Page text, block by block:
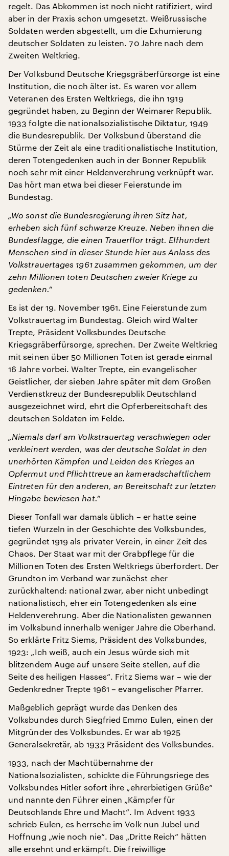
regelt. Das Abkommen ist noch nicht ratifiziert, wird
aber in der Praxis schon umgesetzt. Weißrussische
Soldaten werden abgestellt, um die Exhumierung
deutscher Soldaten zu leisten. 70 Jahre nach dem
Zweiten Weltkrieg.
Der Volksbund Deutsche Kriegsgräberfürsorge ist eine
Institution, die noch älter ist. Es waren vor allem
Veteranen des Ersten Weltkriegs, die ihn 1919
gegründet haben, zu Beginn der Weimarer Republik.
1933 folgte die nationalsozialistische Diktatur, 1949
die Bundesrepublik. Der Volksbund überstand die
Stürme der Zeit als eine traditionalistische Institution,
deren Totengedenken auch in der Bonner Republik
noch sehr mit einer Heldenverehrung verknüpft war.
Das hört man etwa bei dieser Feierstunde im
Bundestag.
„Wo sonst die Bundesregierung ihren Sitz hat,
erheben sich fünf schwarze Kreuze. Neben ihnen die
Bundesflagge, die einen Trauerflor trägt. Elfhundert
Menschen sind in dieser Stunde hier aus Anlass des
Volkstrauertages 1961 zusammen gekommen, um der
zehn Millionen toten Deutschen zweier Kriege zu
gedenken.“
Es ist der 19. November 1961. Eine Feierstunde zum
Volkstrauertag im Bundestag. Gleich wird Walter
Trepte, Präsident Volksbundes Deutsche
Kriegsgräberfürsorge, sprechen. Der Zweite Weltkrieg
mit seinen über 50 Millionen Toten ist gerade einmal
16 Jahre vorbei. Walter Trepte, ein evangelischer
Geistlicher, der sieben Jahre später mit dem Großen
Verdienstkreuz der Bundesrepublik Deutschland
ausgezeichnet wird, ehrt die Opferbereitschaft des
deutschen Soldaten im Felde.
„Niemals darf am Volkstrauertag verschwiegen oder
verkleinert werden, was der deutsche Soldat in den
unerhörten Kämpfen und Leiden des Krieges an
Opfermut und Pflichttreue an kameradschaftlichem
Eintreten für den anderen, an Bereitschaft zur letzten
Hingabe bewiesen hat.“
Dieser Tonfall war damals üblich – er hatte seine
tiefen Wurzeln in der Geschichte des Volksbundes,
gegründet 1919 als privater Verein, in einer Zeit des
Chaos. Der Staat war mit der Grabpflege für die
Millionen Toten des Ersten Weltkriegs überfordert. Der
Grundton im Verband war zunächst eher
zurückhaltend: national zwar, aber nicht unbedingt
nationalistisch, eher ein Totengedenken als eine
Heldenverehrung. Aber die Nationalisten gewannen
im Volksbund innerhalb weniger Jahre die Oberhand.
So erklärte Fritz Siems, Präsident des Volksbundes,
1923: „Ich weiß, auch ein Jesus würde sich mit
blitzendem Auge auf unsere Seite stellen, auf die
Seite des heiligen Hasses“. Fritz Siems war – wie der
Gedenkredner Trepte 1961 – evangelischer Pfarrer.
Maßgeblich geprägt wurde das Denken des
Volksbundes durch Siegfried Emmo Eulen, einen der
Mitgründer des Volksbundes. Er war ab 1925
Generalsekretär, ab 1933 Präsident des Volksbundes.
1933, nach der Machtübernahme der
Nationalsozialisten, schickte die Führungsriege des
Volksbundes Hitler sofort ihre „ehrerbietigen Grüße“
und nannte den Führer einen „Kämpfer für
Deutschlands Ehre und Macht“. Im Advent 1933
schrieb Eulen, es herrsche im Volk nun Jubel und
Hoffnung „wie noch nie“. Das „Dritte Reich“ hätten
alle ersehnt und erkämpft. Die freiwillige